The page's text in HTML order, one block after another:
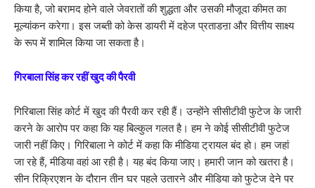
किया है, जो बरामद होने वाले जेवरातों की शुद्धता और उसकी मौजूदा कीमत का
मूल्यांकन करेगा। इस जब्ती को केस डायरी में दहेज प्रताडऩा और वित्तीय साक्ष्य
के रूप में शामिल किया जा सकता है।
गिरबाला सिंह कर रहीं खुद की पैरवी
गिरिबाला सिंह कोर्ट में खुद की पैरवी कर रही हैं। उन्होंने सीसीटीवी फुटेज के जारी
करने के आरोप पर कहा कि यह बिल्कुल गलत है। हम ने कोई सीसीटीवी फुटेज
जारी नहीं किए। गिरिबाला ने कोर्ट में कहा कि मीडिया ट्रायल बंद हो। हम जहां
जा रहे हैं, मीडिया वहां आ रही है। यह बंद किया जाए। हमारी जान को खतरा है।
सीन रिक्रिएशन के दौरान तीन घर पहले उतारने और मीडिया को फुटेज देने पर